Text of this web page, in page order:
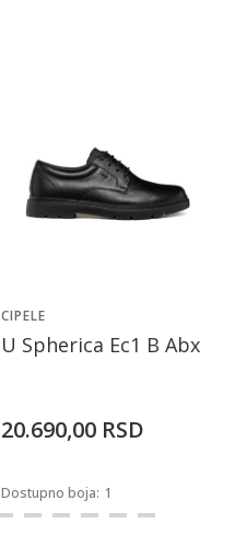
CIPELE
U Spherica Ec1 B Abx
20.690,00 RSD
Dostupno boja: 1